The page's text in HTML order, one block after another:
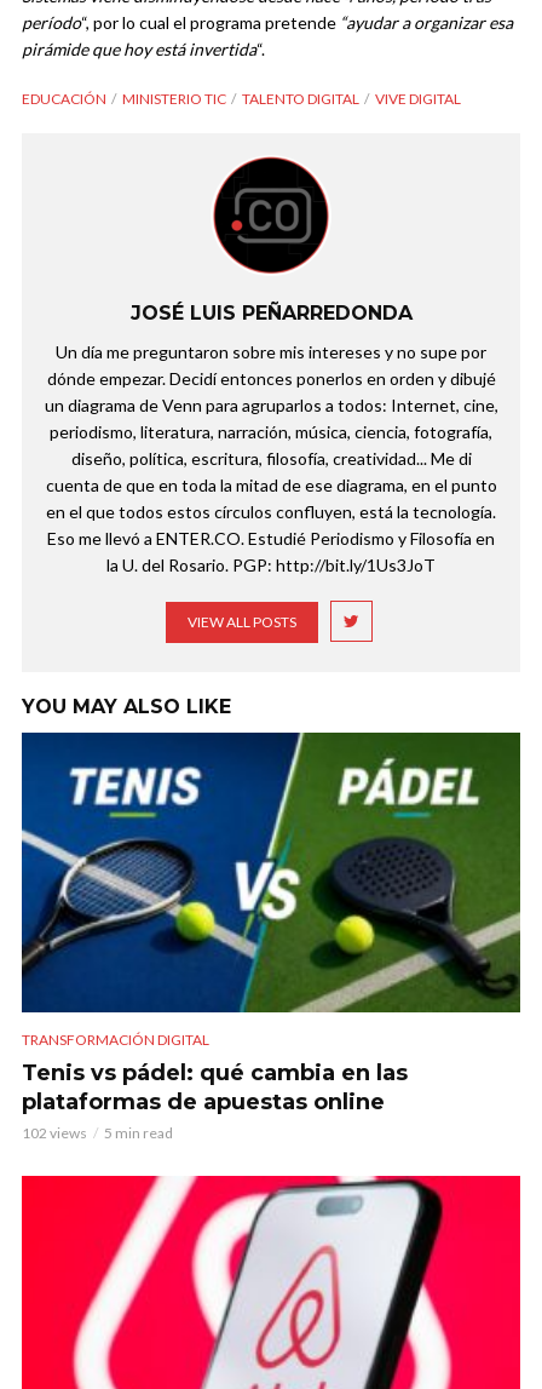
período“, por lo cual el programa pretende “ayudar a organizar esa
pirámide que hoy está invertida“.
EDUCACIÓN MINISTERIO TIC TALENTO DIGITAL VIVE DIGITAL
JOSÉ LUIS PEÑARREDONDA
Un día me preguntaron sobre mis intereses y no supe por
dónde empezar. Decidí entonces ponerlos en orden y dibujé
un diagrama de Venn para agruparlos a todos: Internet, cine,
periodismo, literatura, narración, música, ciencia, fotografía,
diseño, política, escritura, filosofía, creatividad... Me di
cuenta de que en toda la mitad de ese diagrama, en el punto
en el que todos estos círculos confluyen, está la tecnología.
Eso me llevó a ENTER.CO. Estudié Periodismo y Filosofía en
la U. del Rosario. PGP: http://bit.ly/1Us3JoT
VIEW ALL POSTS
YOU MAY ALSO LIKE
TRANSFORMACIÓN DIGITAL
Tenis vs pádel: qué cambia en las
plataformas de apuestas online
102 views 5 min read